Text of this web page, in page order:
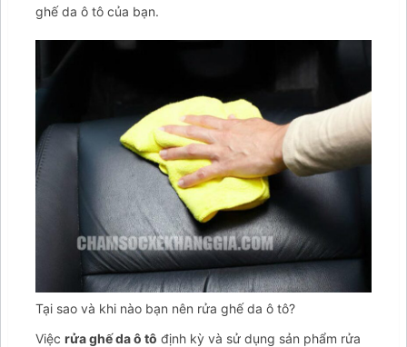
ghế da ô tô của bạn.
Tại sao và khi nào bạn nên rửa ghế da ô tô?
Việc rửa ghế da ô tô định kỳ và sử dụng sản phẩm rửa